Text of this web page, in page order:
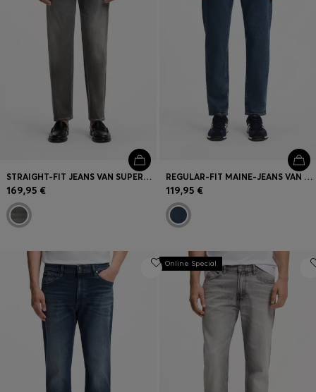
STRAIGHT-FIT JEANS VAN SUPERZACHT GRIJS STRETCHDENIM
169,95 €
REGULAR-FIT MAINE-JEANS VAN COMFORTABEL STRETCHDENIM
119,95 €
Online Special